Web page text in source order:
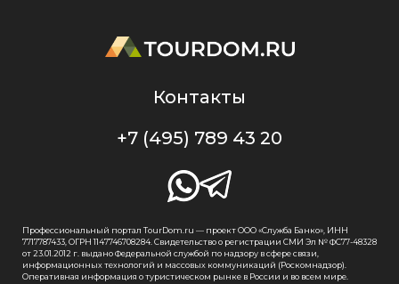
Контакты
+7 (495) 789 43 20
Профессиональный портал TourDom.ru — проект ООО «Служба Банко», ИНН
7717787433, ОГРН 1147746708284. Свидетельство о регистрации СМИ Эл № ФС77-48328
от 23.01.2012 г. выдано Федеральной службой по надзору в сфере связи,
информационных технологий и массовых коммуникаций (Роскомнадзор).
Оперативная информация о туристическом рынке в России и во всем мире.